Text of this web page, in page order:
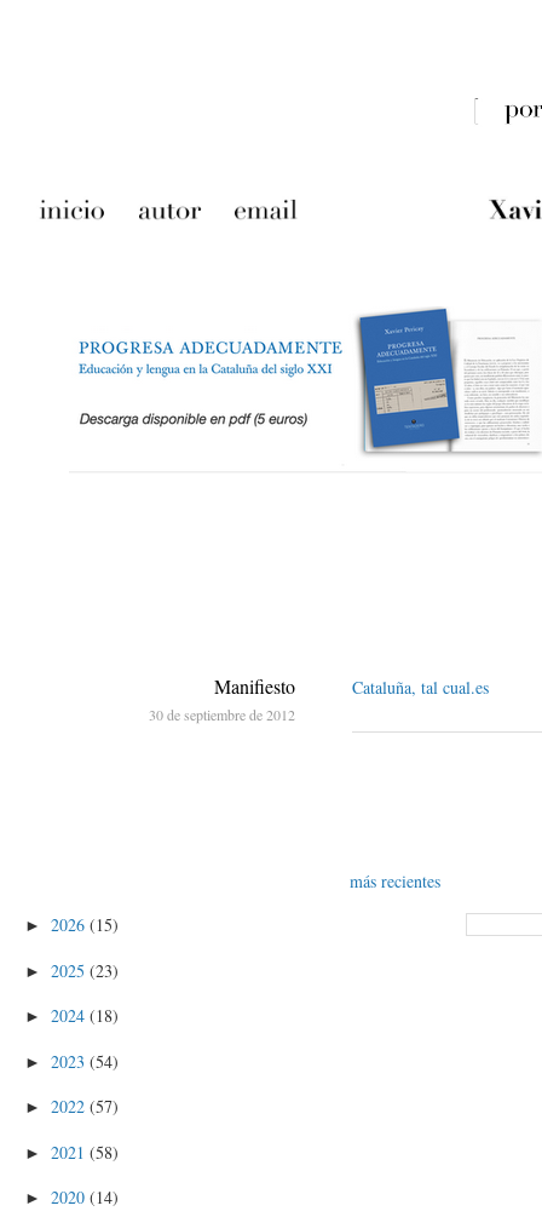
Cataluña, tal cual.es
Manifiesto
30 de septiembre de 2012
más recientes
► 2026 (15)
► 2025 (23)
► 2024 (18)
► 2023 (54)
► 2022 (57)
► 2021 (58)
► 2020 (14)